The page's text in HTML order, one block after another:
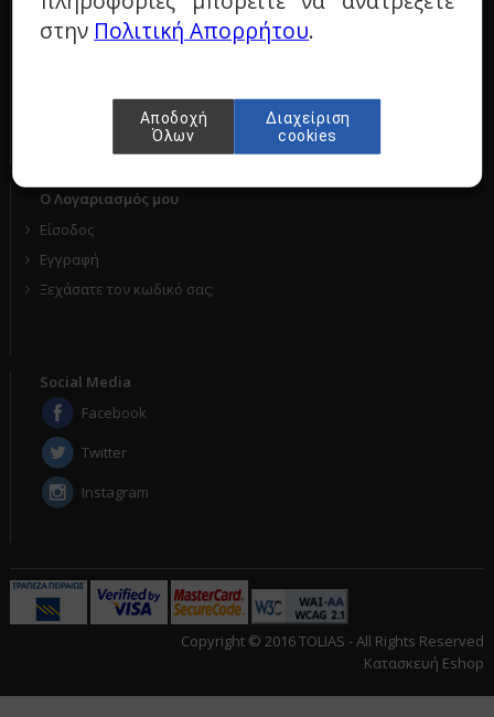
ΠΑΡΑΓΓΕΛΙΕΣ & ΕΠΙΣΤΡΟΦΕΣ
Τρόποι πληρωμής
Πολιτική επιστροφών
Ο Λογαριασμός μου
Είσοδος
Εγγραφή
Ξεχάσατε τον κωδικό σας;
Social Media
Facebook
Twitter
Instagram
Copyright © 2016 TOLIAS - All Rights Reserved
Κατασκευή Eshop
στην Πολιτική Απορρήτου.
Αποδοχή
Όλων
Διαχείριση
cookies